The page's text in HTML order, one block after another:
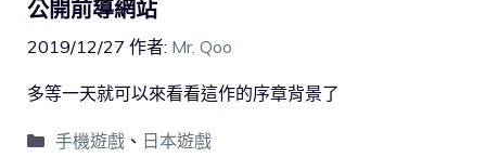
公開前導網站
2019/12/27 作者: Mr. Qoo
多等一天就可以來看看這作的序章背景了
手機遊戲、 日本遊戲